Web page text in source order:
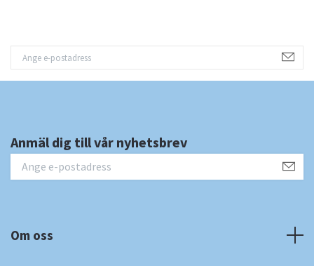
Anmäl dig till vår nyhetsbrev
Om oss